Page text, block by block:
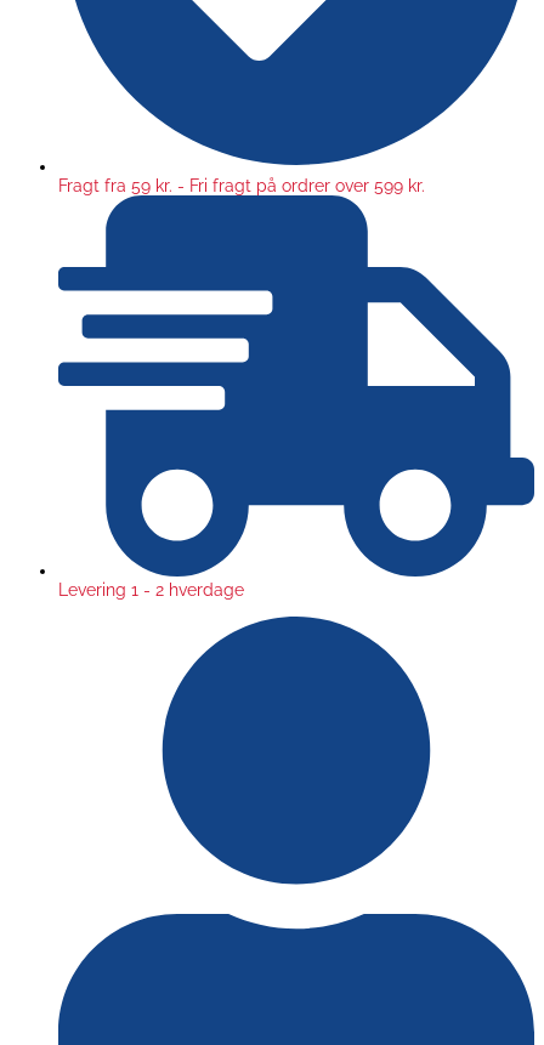
Fragt fra 59 kr. - Fri fragt på ordrer over 599 kr.
Levering 1 - 2 hverdage